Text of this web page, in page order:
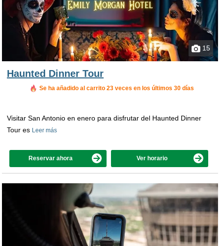
15
Haunted Dinner Tour
Se ha añadido al carrito 23 veces en los últimos 30 días
Visitar San Antonio en enero para disfrutar del Haunted Dinner
Tour es Leer más
Reservar ahora Ver horario